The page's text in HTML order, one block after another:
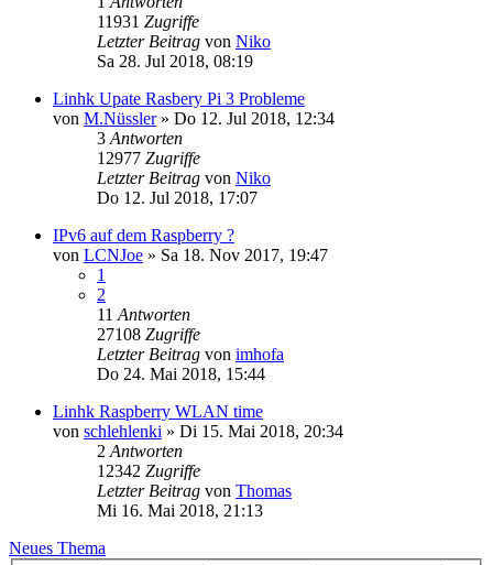
11931 Zugriffe
Letzter Beitrag von Niko
Sa 28. Jul 2018, 08:19
Linhk Upate Rasbery Pi 3 Probleme
von M.Nüssler» Do 12. Jul 2018, 12:34
3 Antworten
12977 Zugriffe
Letzter Beitrag von Niko
Do 12. Jul 2018, 17:07
IPv6 auf dem Raspberry ?
von LCNJoe » Sa 18. Nov 2017, 19:47
1
2
11 Antworten
27108 Zugriffe
Letzter Beitrag von imhofa
Do 24. Mai 2018, 15:44
Linhk Raspberry WLAN time
von schlehlenki » Di 15. Mai 2018, 20:34
2 Antworten
12342 Zugriffe
Letzter Beitrag von Thomas
Mi 16. Mai 2018, 21:13
Neues Thema